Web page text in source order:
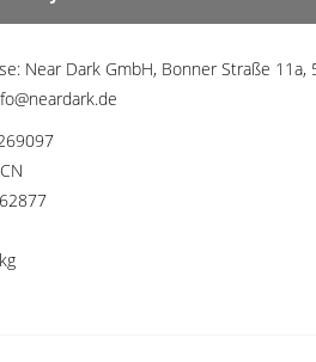
Near Dark GmbH, Bonner Straße 11a,
CN